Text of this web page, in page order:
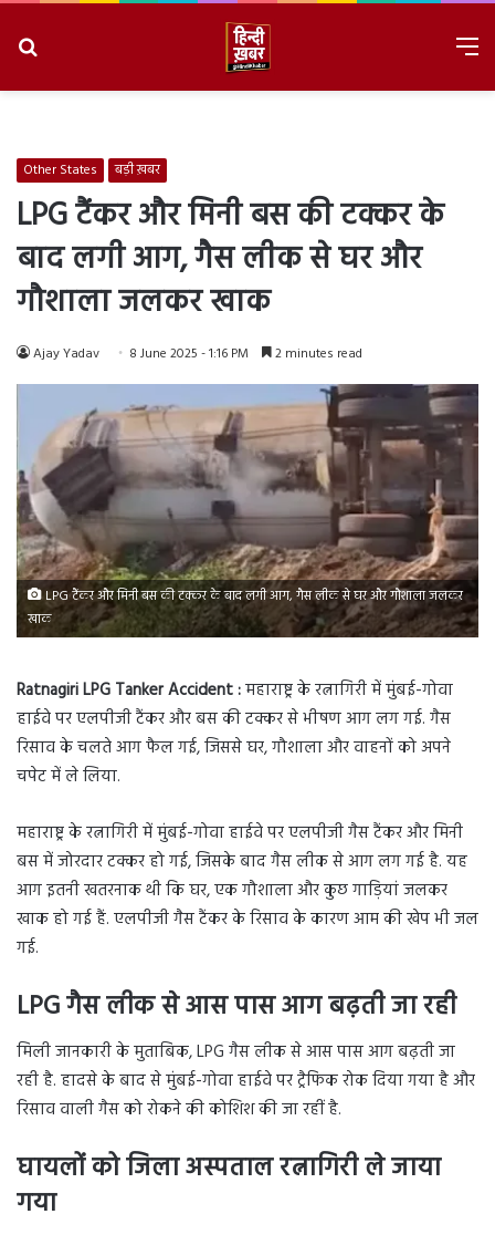
Other States बड़ी ख़बर
LPG टैंकर और मिनी बस की टक्कर के
बाद लगी आग, गैस लीक से घर और
गौशाला जलकर खाक
Ajay Yadav 8 June 2025 - 1:16 PM 2 minutes read
LPG टैंकर और मिनी बस की टक्कर के बाद लगी आग, गैस लीक से घर और गौशाला जलकर
खाक
Ratnagiri LPG Tanker Accident :महाराष्ट्र के रत्नागिरी में मुंबई-गोवा
हाईवे पर एलपीजी टैंकर और बस की टक्कर से भीषण आग लग गई. गैस
रिसाव के चलते आग फैल गई, जिससे घर, गौशाला और वाहनों को अपने
चपेट में ले लिया.
महाराष्ट्र के रत्नागिरी में मुंबई-गोवा हाईवे पर एलपीजी गैस टैंकर और मिनी
बस में जोरदार टक्कर हो गई, जिसके बाद गैस लीक से आग लग गई है. यह
आग इतनी खतरनाक थी कि घर, एक गौशाला और कुछ गाड़ियां जलकर
खाक हो गई हैं. एलपीजी गैस टैंकर के रिसाव के कारण आम की खेप भी जल
गई.
LPG गैस लीक से आस पास आग बढ़ती जा रही
मिली जानकारी के मुताबिक, LPG गैस लीक से आस पास आग बढ़ती जा
रही है. हादसे के बाद से मुंबई-गोवा हाईवे पर ट्रैफिक रोक दिया गया है और
रिसाव वाली गैस को रोकने की कोशिश की जा रहीं है.
घायलों को जिला अस्पताल रत्नागिरी ले जाया
गया